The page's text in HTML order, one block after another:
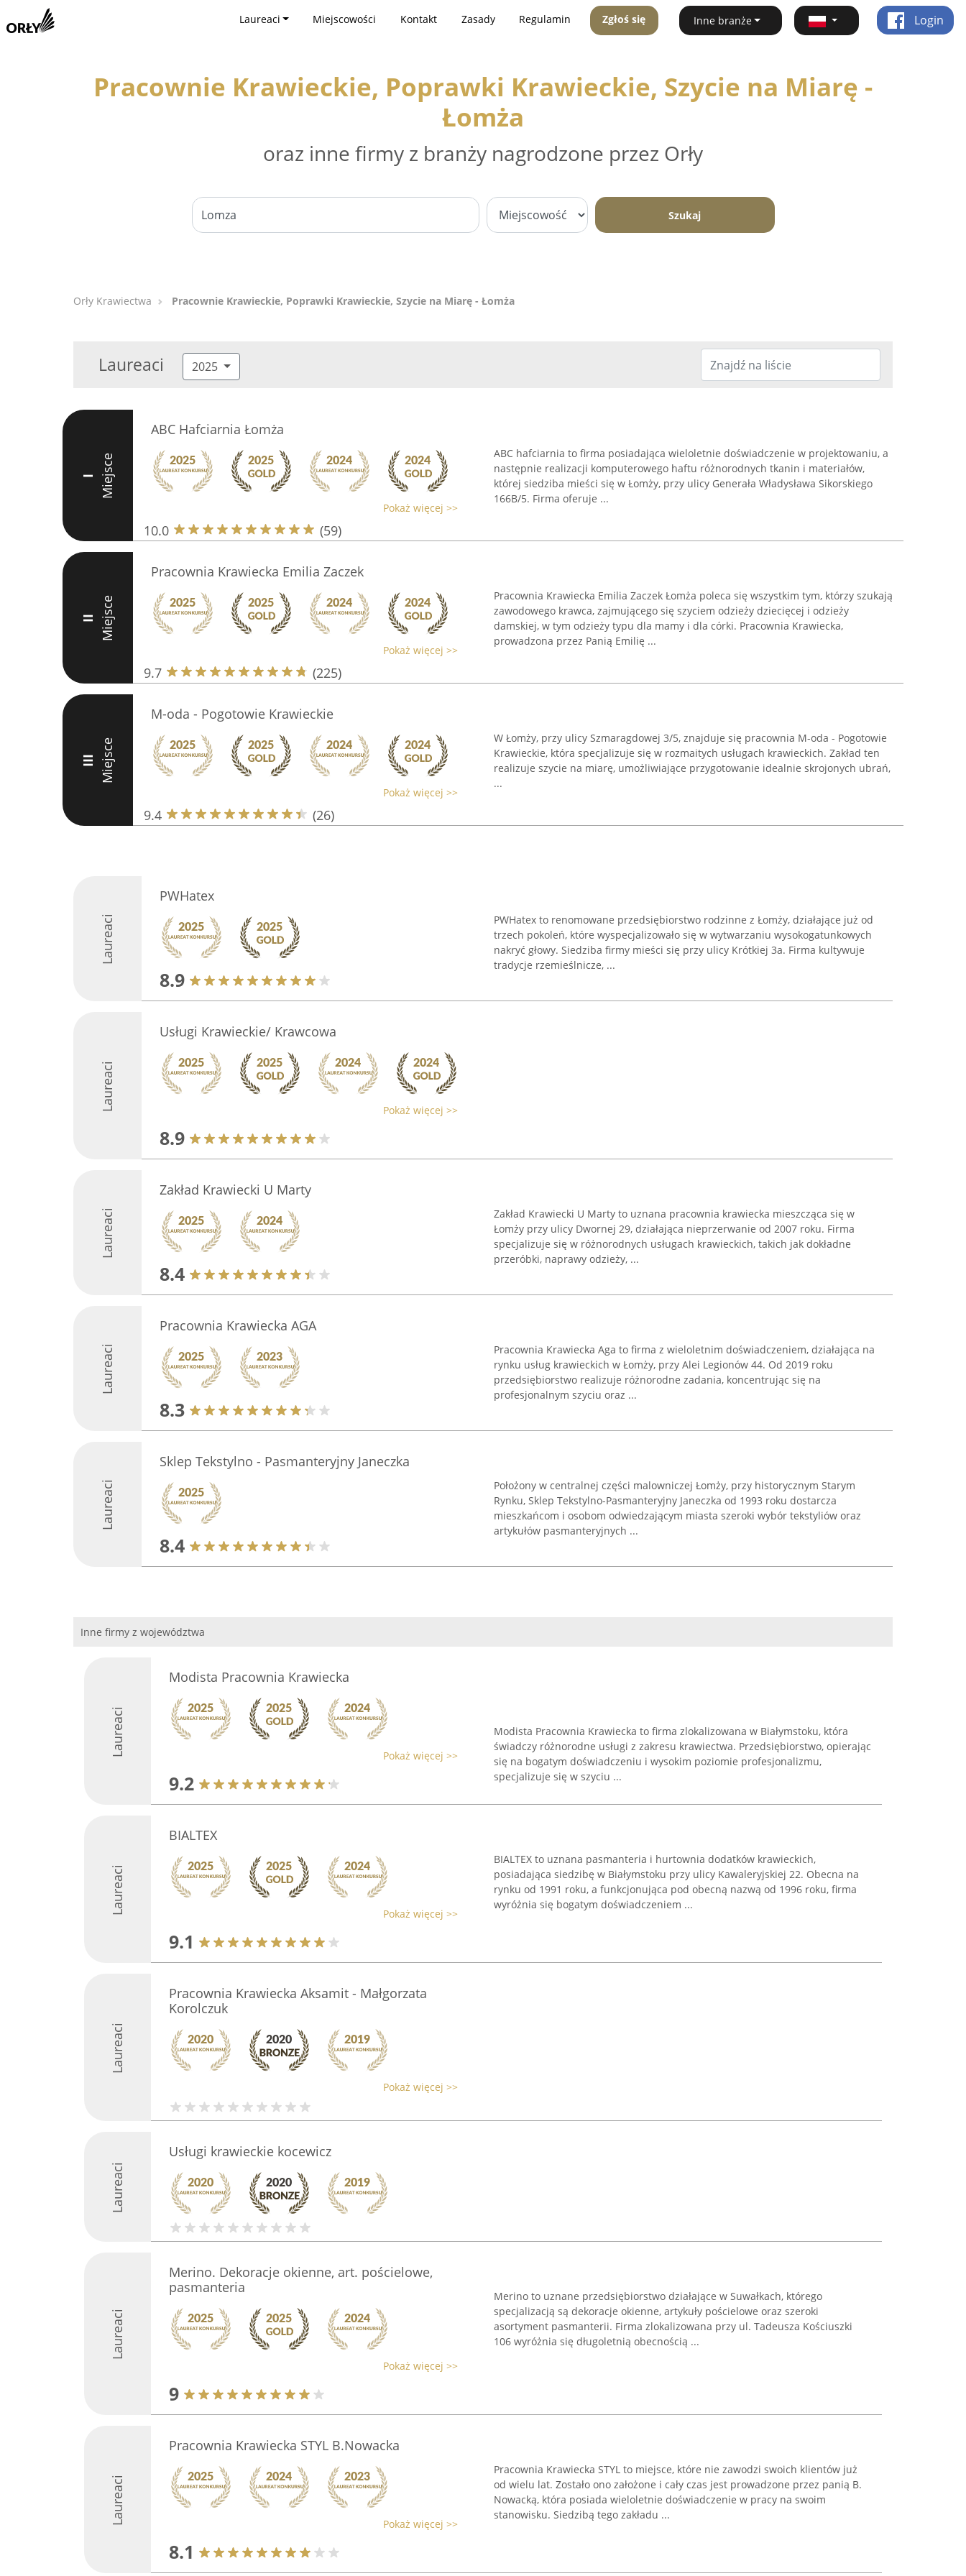
Laureaci Miejscowości Kontakt Zasady Regulamin Zgłoś się Inne branże Login
Pracownie Krawieckie, Poprawki Krawieckie, Szycie na Miarę -
Łomża
oraz inne firmy z branży nagrodzone przez Orły
Szukaj
Orły Krawiectwa Pracownie Krawieckie, Poprawki Krawieckie, Szycie na Miarę - Łomża
Laureaci 2025
I Miejsce
ABC Hafciarnia Łomża
Pokaż więcej >>
10.0 (59)
ABC hafciarnia to firma posiadająca wieloletnie doświadczenie w projektowaniu, a
następnie realizacji komputerowego haftu różnorodnych tkanin i materiałów,
której siedziba mieści się w Łomży, przy ulicy Generała Władysława Sikorskiego
166B/5. Firma oferuje ...
II Miejsce
Pracownia Krawiecka Emilia Zaczek
Pokaż więcej >>
9.7 (225)
Pracownia Krawiecka Emilia Zaczek Łomża poleca się wszystkim tym, którzy szukają
zawodowego krawca, zajmującego się szyciem odzieży dziecięcej i odzieży
damskiej, w tym odzieży typu dla mamy i dla córki. Pracownia Krawiecka,
prowadzona przez Panią Emilię ...
III Miejsce
M-oda - Pogotowie Krawieckie
Pokaż więcej >>
9.4 (26)
W Łomży, przy ulicy Szmaragdowej 3/5, znajduje się pracownia M-oda - Pogotowie
Krawieckie, która specjalizuje się w rozmaitych usługach krawieckich. Zakład ten
realizuje szycie na miarę, umożliwiające przygotowanie idealnie skrojonych ubrań,
...
Laureaci
PWHatex
8.9
PWHatex to renomowane przedsiębiorstwo rodzinne z Łomży, działające już od
trzech pokoleń, które wyspecjalizowało się w wytwarzaniu wysokogatunkowych
nakryć głowy. Siedziba firmy mieści się przy ulicy Krótkiej 3a. Firma kultywuje
tradycje rzemieślnicze, ...
Laureaci
Usługi Krawieckie/ Krawcowa
Pokaż więcej >>
8.9
Laureaci
Zakład Krawiecki U Marty
8.4
Zakład Krawiecki U Marty to uznana pracownia krawiecka mieszcząca się w
Łomży przy ulicy Dwornej 29, działająca nieprzerwanie od 2007 roku. Firma
specjalizuje się w różnorodnych usługach krawieckich, takich jak dokładne
przeróbki, naprawy odzieży, ...
Laureaci
Pracownia Krawiecka AGA
8.3
Pracownia Krawiecka Aga to firma z wieloletnim doświadczeniem, działająca na
rynku usług krawieckich w Łomży, przy Alei Legionów 44. Od 2019 roku
przedsiębiorstwo realizuje różnorodne zadania, koncentrując się na
profesjonalnym szyciu oraz ...
Laureaci
Sklep Tekstylno - Pasmanteryjny Janeczka
8.4
Położony w centralnej części malowniczej Łomży, przy historycznym Starym
Rynku, Sklep Tekstylno-Pasmanteryjny Janeczka od 1993 roku dostarcza
mieszkańcom i osobom odwiedzającym miasta szeroki wybór tekstyliów oraz
artykułów pasmanteryjnych ...
Inne firmy z województwa
Laureaci
Modista Pracownia Krawiecka
Pokaż więcej >>
9.2
Modista Pracownia Krawiecka to firma zlokalizowana w Białymstoku, która
świadczy różnorodne usługi z zakresu krawiectwa. Przedsiębiorstwo, opierając
się na bogatym doświadczeniu i wysokim poziomie profesjonalizmu,
specjalizuje się w szyciu ...
Laureaci
BIALTEX
Pokaż więcej >>
9.1
BIALTEX to uznana pasmanteria i hurtownia dodatków krawieckich,
posiadająca siedzibę w Białymstoku przy ulicy Kawaleryjskiej 22. Obecna na
rynku od 1991 roku, a funkcjonująca pod obecną nazwą od 1996 roku, firma
wyróżnia się bogatym doświadczeniem ...
Laureaci
Pracownia Krawiecka Aksamit - Małgorzata
Korolczuk
Pokaż więcej >>
Laureaci
Usługi krawieckie kocewicz
Laureaci
Merino. Dekoracje okienne, art. pościelowe,
pasmanteria
Pokaż więcej >>
9
Merino to uznane przedsiębiorstwo działające w Suwałkach, którego
specjalizacją są dekoracje okienne, artykuły pościelowe oraz szeroki
asortyment pasmanterii. Firma zlokalizowana przy ul. Tadeusza Kościuszki
106 wyróżnia się długoletnią obecnością ...
Laureaci
Pracownia Krawiecka STYL B.Nowacka
Pokaż więcej >>
8.1
Pracownia Krawiecka STYL to miejsce, które nie zawodzi swoich klientów już
od wielu lat. Zostało ono założone i cały czas jest prowadzone przez panią B.
Nowacką, która posiada wieloletnie doświadczenie w pracy na swoim
stanowisku. Siedzibą tego zakładu ...